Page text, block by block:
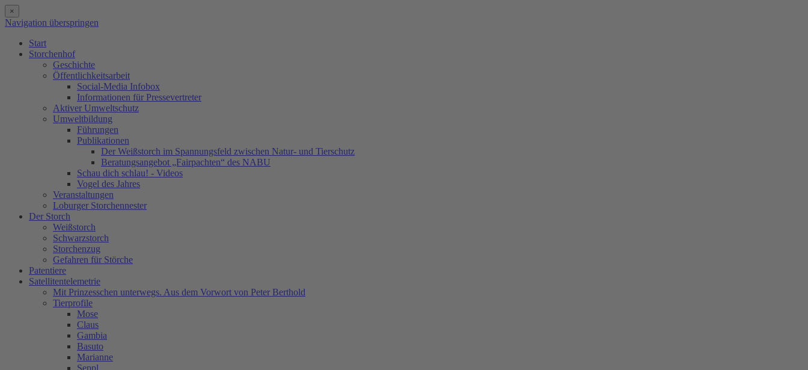
×
Navigation überspringen
Start
Storchenhof
Geschichte
Öffentlichkeitsarbeit
Social-Media Infobox
Informationen für Pressevertreter
Aktiver Umweltschutz
Umweltbildung
Führungen
Publikationen
Der Weißstorch im Spannungsfeld zwischen Natur- und Tierschutz
Beratungsangebot „Fairpachten“ des NABU
Schau dich schlau! - Videos
Vogel des Jahres
Veranstaltungen
Loburger Storchennester
Der Storch
Weißstorch
Schwarzstorch
Storchenzug
Gefahren für Störche
Patentiere
Satellitentelemetrie
Mit Prinzesschen unterwegs. Aus dem Vorwort von Peter Berthold
Tierprofile
Mose
Claus
Gambia
Basuto
Marianne
Seppl